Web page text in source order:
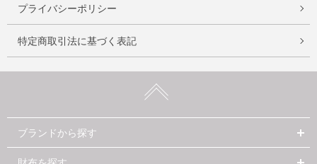
プライバシーポリシー
特定商取引法に基づく表記
ブランドから探す